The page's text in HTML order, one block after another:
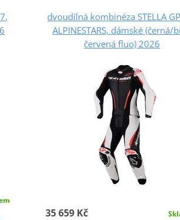
dvoudílná kombinéza STELLA
ALPINESTARS, dámské (černá/
červená fluo) 2026
35 659 Kč